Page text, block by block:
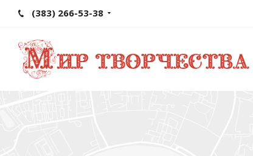
(383) 266-53-38